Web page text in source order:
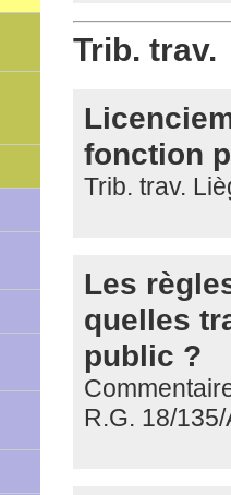
Trib. trav.
fonction
Trib. trav.
Les
quelles
public ?
R.G. 18/135/